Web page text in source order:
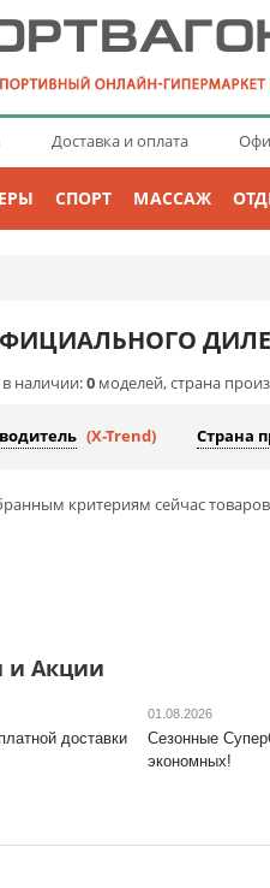
Доставка и оплата
СПОРТ МАССАЖ
в наличии:0 моделей, страна
(X-Trend) Страна
критериям сейчас товаров
и Акции
доставки
01.08.2026
Сезонные
экономных!